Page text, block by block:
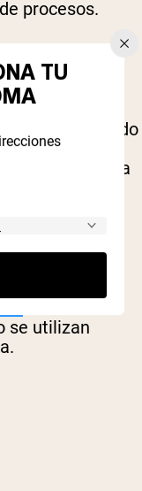
procesos.
u otra
que ha sufrido
esta
lo que significa
estado
se utilizan
TU